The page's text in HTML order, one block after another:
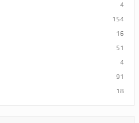
4
154
16
51
4
91
18